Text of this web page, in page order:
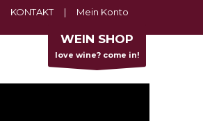
KONTAKT | Mein Konto
WEIN SHOP
love wine? come in!